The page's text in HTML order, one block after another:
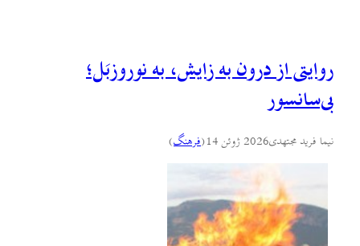
روایتی از درون به زایش، به نوروزبَل؛
بی‌سانسور
نیما فرید مجتهدی2026 ژوئن 14 (فرهنگ)